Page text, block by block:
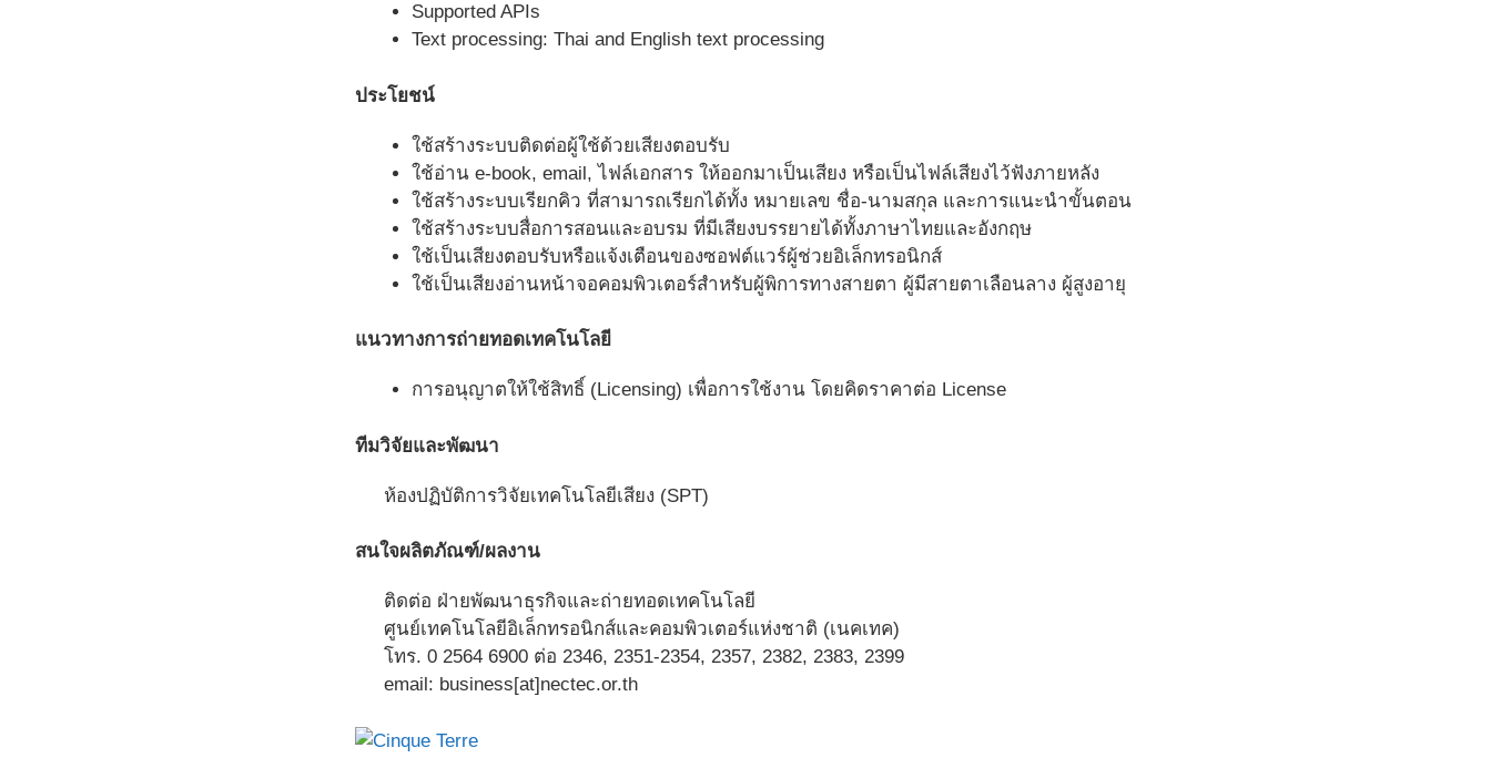
Supported APIs
Text processing: Thai and English text processing
ประโยชน์
ใช้สร้างระบบติดต่อผู้ใช้ด้วยเสียงตอบรับ
ใช้อ่าน e-book, email, ไฟล์เอกสาร ให้ออกมาเป็นเสียง หรือเป็นไฟล์เสียงไว้ฟังภายหลัง
ใช้สร้างระบบเรียกคิว ที่สามารถเรียกได้ทั้ง หมายเลข ชื่อ-นามสกุล และการแนะนำขั้นตอน
ใช้สร้างระบบสื่อการสอนและอบรม ที่มีเสียงบรรยายได้ทั้งภาษาไทยและอังกฤษ
ใช้เป็นเสียงตอบรับหรือแจ้งเตือนของซอฟต์แวร์ผู้ช่วยอิเล็กทรอนิกส์
ใช้เป็นเสียงอ่านหน้าจอคอมพิวเตอร์สำหรับผู้พิการทางสายตา ผู้มีสายตาเลือนลาง ผู้สูงอายุ
แนวทางการถ่ายทอดเทคโนโลยี
การอนุญาตให้ใช้สิทธิ์ (Licensing) เพื่อการใช้งาน โดยคิดราคาต่อ License
ทีมวิจัยและพัฒนา
ห้องปฏิบัติการวิจัยเทคโนโลยีเสียง (SPT)
สนใจผลิตภัณฑ์/ผลงาน
ติดต่อ ฝ่ายพัฒนาธุรกิจและถ่ายทอดเทคโนโลยี
ศูนย์เทคโนโลยีอิเล็กทรอนิกส์และคอมพิวเตอร์แห่งชาติ (เนคเทค)
โทร. 0 2564 6900 ต่อ 2346, 2351-2354, 2357, 2382, 2383, 2399
email: business[at]nectec.or.th